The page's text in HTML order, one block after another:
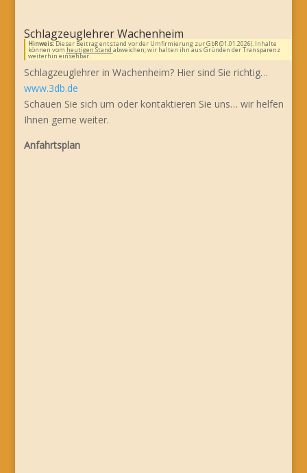
Schlagzeuglehrer Wachenheim
Hinweis:Dieser Beitrag entstand vor der Umfirmierung zur GbR (01.01.2026). Inhalte
können vom heutigen Stand abweichen; wir halten ihn aus Gründen der Transparenz
weiterhin einsehbar.
Schlagzeuglehrer in Wachenheim? Hier sind Sie richtig…
www.3db.de
Schauen Sie sich um oder kontaktieren Sie uns… wir helfen
Ihnen gerne weiter.
Anfahrtsplan